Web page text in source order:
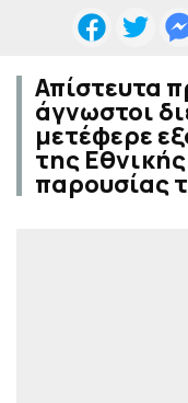
Απίστευτα
άγνωστοι
μετέφερε
της
παρουσίας